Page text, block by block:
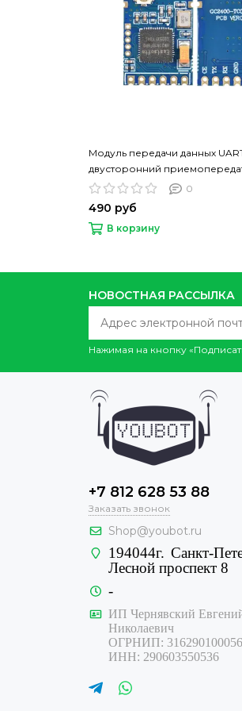
Модуль передачи данных
двусторонний
GC2400 NRF24L01 0
490 руб
В корзину
НОВОСТНАЯ РАССЫЛКА
Нажимая на кнопку
+7 812 628 53 88
Заказать звонок
Shop@youbot.ru
194044г. Санкт-
Лесной проспект 8
-
ИП Чернявский
Николаевич
ОГРНИП:
ИНН: 290603550536